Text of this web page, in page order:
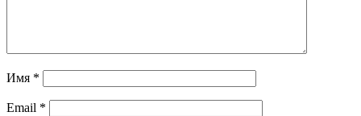
Имя *
Email *